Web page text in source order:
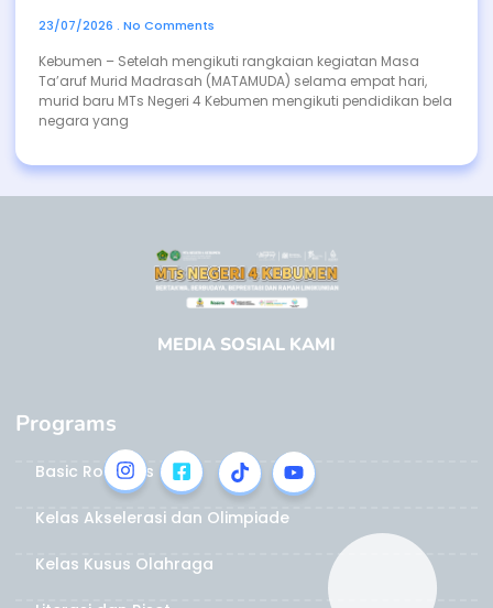
23/07/2026 No Comments
Kebumen – Setelah mengikuti rangkaian kegiatan Masa
Ta’aruf Murid Madrasah (MATAMUDA) selama empat hari,
murid baru MTs Negeri 4 Kebumen mengikuti pendidikan bela
negara yang
MEDIA SOSIAL KAMI
Programs
Basic Robotics
Kelas Akselerasi dan Olimpiade
Kelas Kusus Olahraga